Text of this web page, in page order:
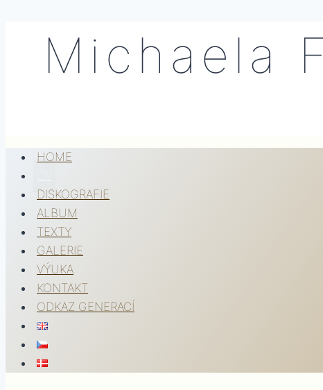
Michaela
HOME
DISKOGRAFIE
ALBUM
TEXTY
GALERIE
VÝUKA
KONTAKT
ODKAZ GENERACÍ